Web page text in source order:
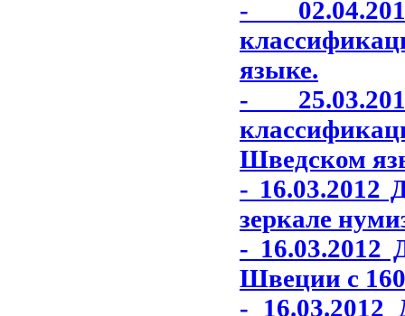
-
языке.
-
Шведском
- 16.03.2012
зеркале
- 16.03.2012
Швеции с
-